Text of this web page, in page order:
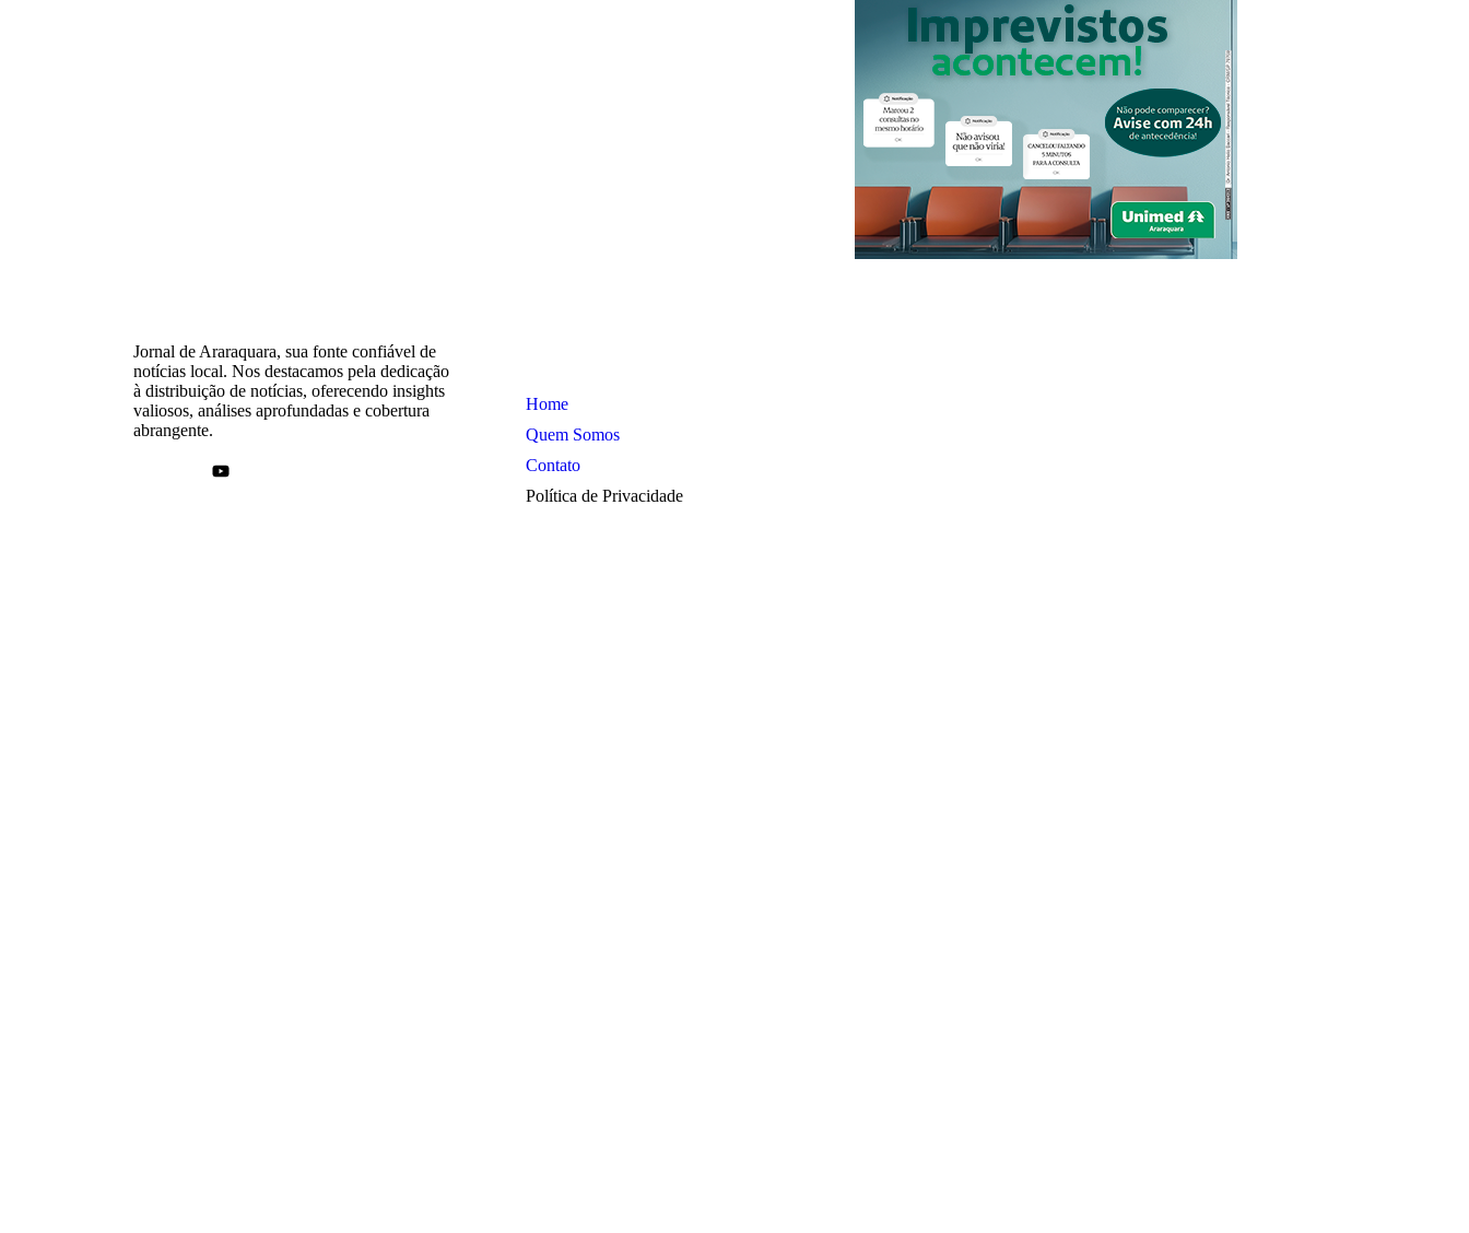
Jornal de Araraquara, sua fonte confiável de
notícias local. Nos destacamos pela dedicação
à distribuição de notícias, oferecendo insights
valiosos, análises aprofundadas e cobertura
abrangente.
Home
Quem Somos
Contato
Política de Privacidade